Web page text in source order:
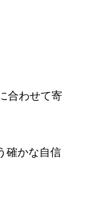
合わせて寄
確かな自信